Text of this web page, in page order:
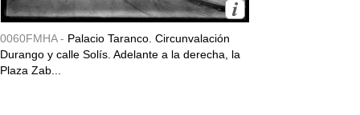
0060FMHA - Palacio Taranco. Circunvalación
Durango y calle Solís. Adelante a la derecha, la
Plaza Zab...